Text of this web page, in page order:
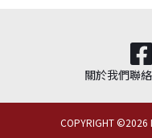
關於我們聯
COPYRIGHT ©2026